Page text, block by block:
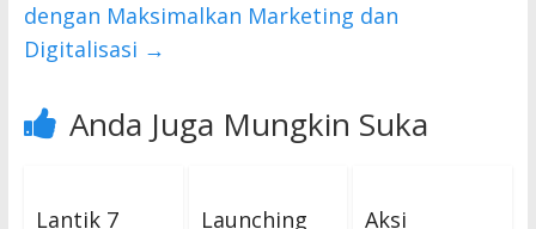
dengan Maksimalkan Marketing dan
Digitalisasi →
Anda Juga Mungkin Suka
Lantik 7
Launching
Aksi